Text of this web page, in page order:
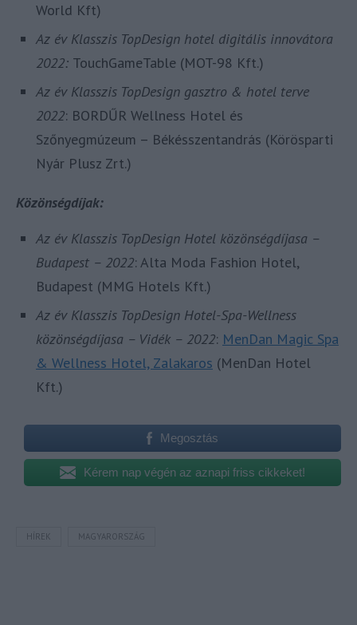
World Kft)
Az év Klasszis TopDesign hotel digitális innovátora
2022: TouchGameTable (MOT-98 Kft.)
Az év Klasszis TopDesign gasztro & hotel terve
2022: BORDŰR Wellness Hotel és
Szőnyegmúzeum – Békésszentandrás (Körösparti
Nyár Plusz Zrt.)
Közönségdíjak:
Az év Klasszis TopDesign Hotel közönségdíjasa –
Budapest – 2022: Alta Moda Fashion Hotel,
Budapest (MMG Hotels Kft.)
Az év Klasszis TopDesign Hotel-Spa-Wellness
közönségdíjasa – Vidék – 2022: MenDan Magic Spa
& Wellness Hotel, Zalakaros (MenDan Hotel
Kft.)
Megosztás
Kérem nap végén az aznapi friss cikkeket!
HÍREK MAGYARORSZÁG